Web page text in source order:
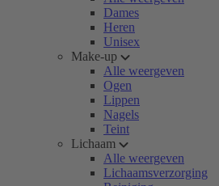
Dames
Heren
Unisex
Make-up
Alle weergeven
Ogen
Lippen
Nagels
Teint
Lichaam
Alle weergeven
Lichaamsverzorging